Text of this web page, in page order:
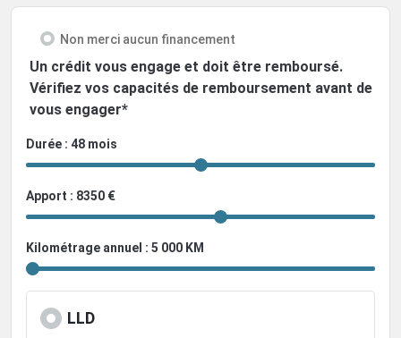
Non merci aucun financement
Un crédit vous engage et doit être remboursé.
Vérifiez vos capacités de remboursement avant de
vous engager*
Durée : 48 mois
Apport : 8350 €
Kilométrage annuel : 5 000 KM
LLD